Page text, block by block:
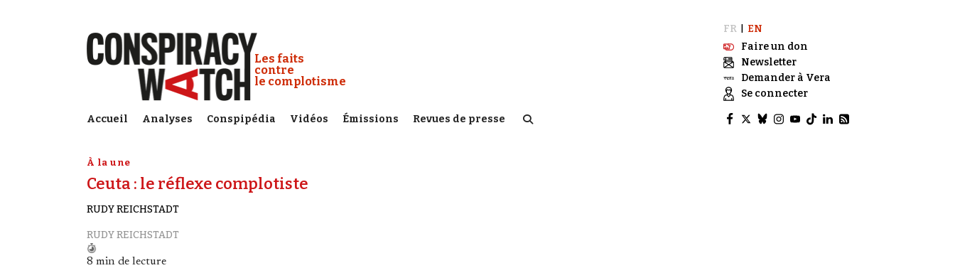
Conspiracy Watch :
Les faits
contre
le complotisme
Accueil Analyses Conspipédia Vidéos Émissions Revues de presse
FR
EN
Faire un don
Newsletter
Demander à Vera
Se connecter
À la une
Ceuta : le réflexe complotiste
RUDY REICHSTADT
RUDY REICHSTADT
8 min de lecture